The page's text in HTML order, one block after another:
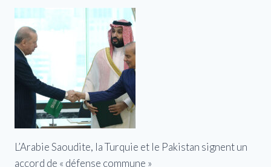
L’Arabie Saoudite, la Turquie et le Pakistan signent un
accord de « défense commune »